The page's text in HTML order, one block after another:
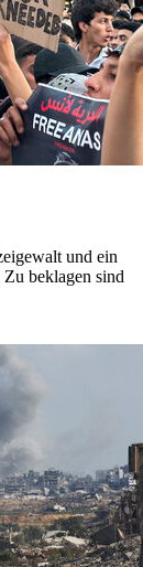
und ein
beklagen sind